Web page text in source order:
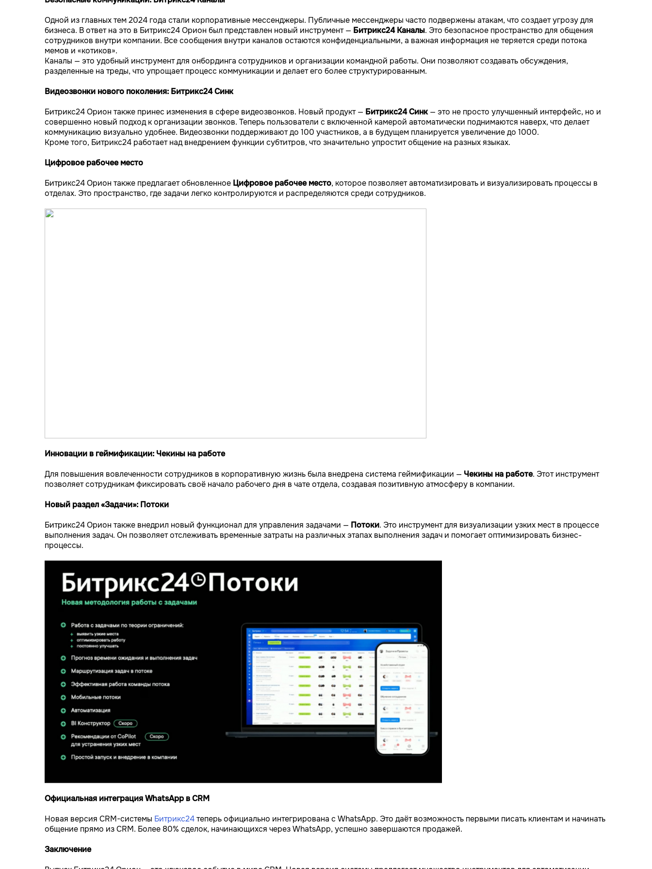
Одной из главных тем 2024 года стали корпоративные мессенджеры. Публичные мессенджеры часто подвержены атакам, что создает угрозу для
бизнеса. В ответ на это в Битрикс24 Орион был представлен новый инструмент — Битрикс24 Каналы. Это безопасное пространство для общения
сотрудников внутри компании. Все сообщения внутри каналов остаются конфиденциальными, а важная информация не теряется среди потока
мемов и «котиков».
Каналы — это удобный инструмент для онбординга сотрудников и организации командной работы. Они позволяют создавать обсуждения,
разделенные на треды, что упрощает процесс коммуникации и делает его более структурированным.
Видеозвонки нового поколения: Битрикс24 Синк
Битрикс24 Орион также принес изменения в сфере видеозвонков. Новый продукт — Битрикс24 Синк— это не просто улучшенный интерфейс, но и
совершенно новый подход к организации звонков. Теперь пользователи с включенной камерой автоматически поднимаются наверх, что делает
коммуникацию визуально удобнее. Видеозвонки поддерживают до 100 участников, а в будущем планируется увеличение до 1000.
Кроме того, Битрикс24 работает над внедрением функции субтитров, что значительно упростит общение на разных языках.
Цифровое рабочее место
Битрикс24 Орион также предлагает обновленное Цифровое рабочее место, которое позволяет автоматизировать и визуализировать процессы в
отделах. Это пространство, где задачи легко контролируются и распределяются среди сотрудников.
Инновации в геймификации: Чекины на работе
Для повышения вовлеченности сотрудников в корпоративную жизнь была внедрена система геймификации — Чекины на работе. Этот инструмент
позволяет сотрудникам фиксировать своё начало рабочего дня в чате отдела, создавая позитивную атмосферу в компании.
Новый раздел «Задачи»: Потоки
Битрикс24 Орион также внедрил новый функционал для управления задачами — Потоки. Это инструмент для визуализации узких мест в процессе
выполнения задач. Он позволяет отслеживать временные затраты на различных этапах выполнения задач и помогает оптимизировать бизнес-
процессы.
Официальная интеграция WhatsApp в CRM
Новая версия CRM-системы Битрикс24теперь официально интегрирована с WhatsApp. Это даёт возможность первыми писать клиентам и начинать
общение прямо из CRM. Более 80% сделок, начинающихся через WhatsApp, успешно завершаются продажей.
Заключение